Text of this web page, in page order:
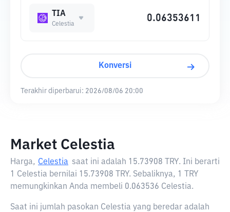
TIA
Celestia
Konversi
Terakhir diperbarui: 2026/08/06 20:00
Market Celestia
Harga, Celestia saat ini adalah 15.73908 TRY. Ini berarti
1 Celestia bernilai 15.73908 TRY. Sebaliknya, 1 TRY
memungkinkan Anda membeli 0.063536 Celestia.
Saat ini jumlah pasokan Celestia yang beredar adalah